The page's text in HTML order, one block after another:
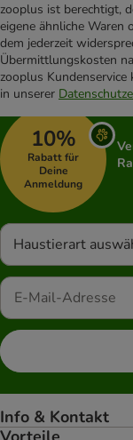
zooplus ist berechtigt,
eigene ähnliche Waren
dem jederzeit
Übermittlungskosten
zooplus
in unserer
10%
Rabatt für
Deine
Anmeldung
Haustierart
Info & Kontakt